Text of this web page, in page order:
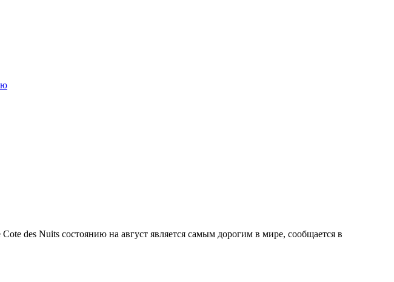
des Nuits состоянию на август является самым дорогим в мире, сообщается в